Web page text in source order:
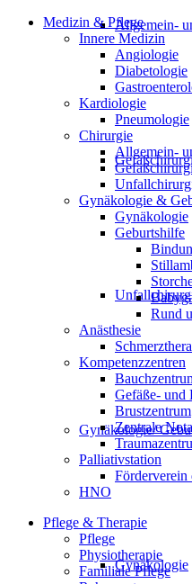
Allgemein-
Gynäkologie/
Gynäkologie
Medizin & Pflege
Innere Medizin
Angiologie
Diabetologie
Kardiologie
Pneumologie
Chirurgie
Allgemein-
Gynäkologie &
Gynäkologie
Geburtshilfe
Rund
Anästhesie
Kompetenzzentren
Gefäße- und
Brustzentrum
Zentrale
Palliativstation
Förderverein
HNO
Pflege & Therapie
Pflege
Physiotherapie
Familiale Pflege